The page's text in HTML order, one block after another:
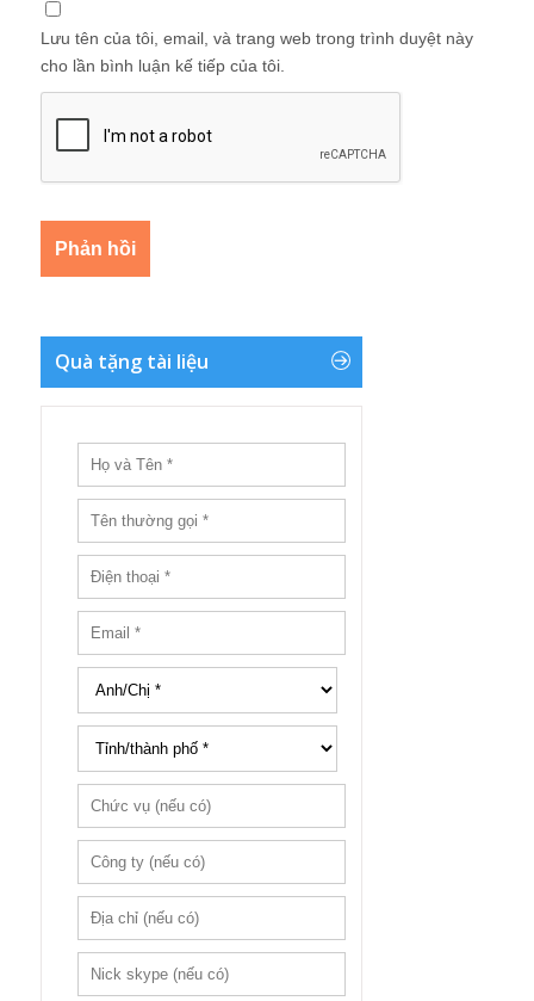
Lưu tên của tôi, email, và trang web trong trình duyệt này
cho lần bình luận kế tiếp của tôi.
Quà tặng tài liệu